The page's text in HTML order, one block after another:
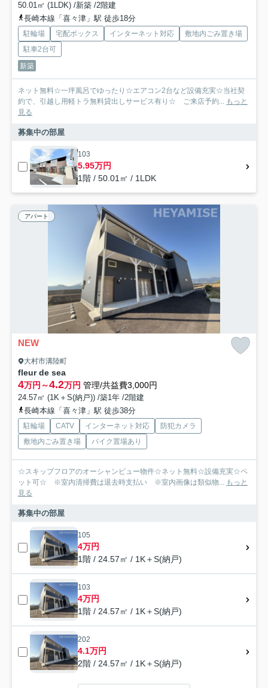
50.01㎡ (1LDK) /新築 /2階建
長崎本線「喜々津」駅 徒歩18分
駐輪場 宅配ボックス インターネット対応
敷地内ごみ置き場
駐車2台可
新築
ネット無料☆一坪風呂でゆったり☆エアコン2台など設備充実☆当社契
約で、引越し用軽トラ無料貸出しサービス有り☆ ご来店予約... もっと
見る
募集中の部屋
103
5.95万円
1階 / 50.01㎡ / 1LDK
アパート
NEW
大村市溝陸町
fleur de sea
4万円～4.2万円 管理/共益費3,000円
24.57㎡ (1K＋S(納戸)) /築1年 /2階建
長崎本線「喜々津」駅 徒歩38分
駐輪場 CATV インターネット対応
防犯カメラ
敷地内ごみ置き場
バイク置場あり
☆スキップフロアのオーシャンビュー物件☆ネット無料☆設備充実☆ペ
ット可☆ ※室内清掃費は退去時支払い ※室内画像は類似物... もっと
見る
募集中の部屋
105
4万円
1階 / 24.57㎡ / 1K＋S(納戸)
103
4万円
1階 / 24.57㎡ / 1K＋S(納戸)
202
4.1万円
2階 / 24.57㎡ / 1K＋S(納戸)